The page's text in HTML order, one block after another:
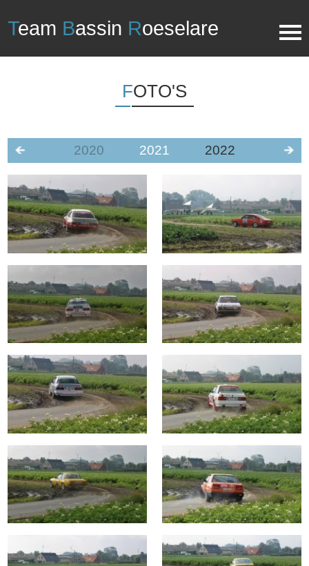
Team Bassin Roeselare
FOTO'S
2020 2021 2022